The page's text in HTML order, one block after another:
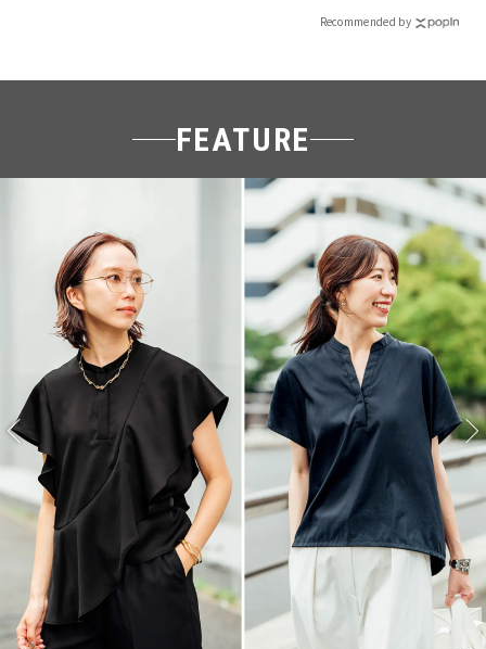
Recommended by
FEATURE